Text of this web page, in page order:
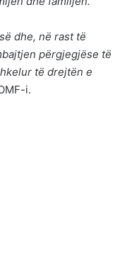
dhe, në rast të
përgjegjëse të
të drejtën e
i.